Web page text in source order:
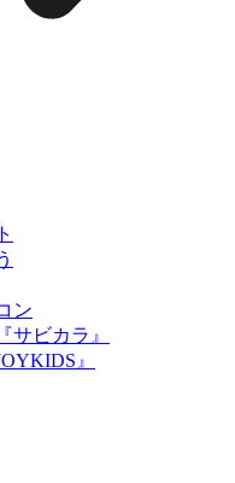
ン
サビカラ』
』